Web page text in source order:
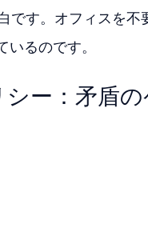
です。オフィスを不
るのです。
ー：矛盾の